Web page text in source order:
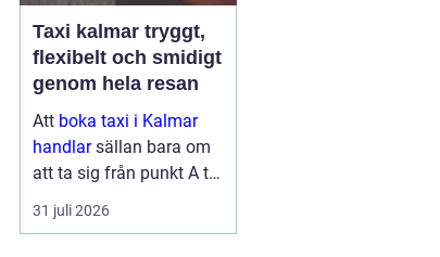
Taxi kalmar tryggt,
flexibelt och smidigt
genom hela resan
Att boka taxi i Kalmar
handlarsällan bara om
att ta sig från punkt A till
punkt B. För många är
resan en viktig del av
31 juli 2026